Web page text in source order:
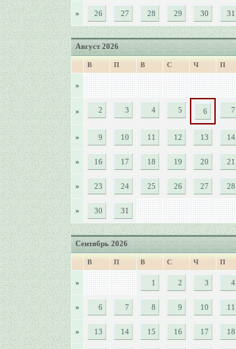
» 26 27 28 29 30 31
Август 2026
В П В С Ч П
»
» 2 3 4 5 6 7
» 9 10 11 12 13 14
» 16 17 18 19 20 21
» 23 24 25 26 27 28
» 30 31
Сентябрь 2026
В П В С Ч П
» 1 2 3 4
» 6 7 8 9 10 11
» 13 14 15 16 17 18